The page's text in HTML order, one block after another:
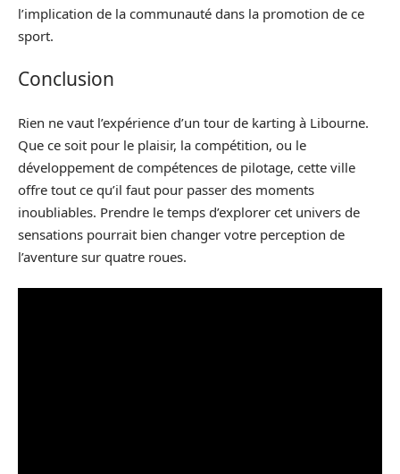
l’implication de la communauté dans la promotion de ce
sport.
Conclusion
Rien ne vaut l’expérience d’un tour de karting à Libourne.
Que ce soit pour le plaisir, la compétition, ou le
développement de compétences de pilotage, cette ville
offre tout ce qu’il faut pour passer des moments
inoubliables. Prendre le temps d’explorer cet univers de
sensations pourrait bien changer votre perception de
l’aventure sur quatre roues.